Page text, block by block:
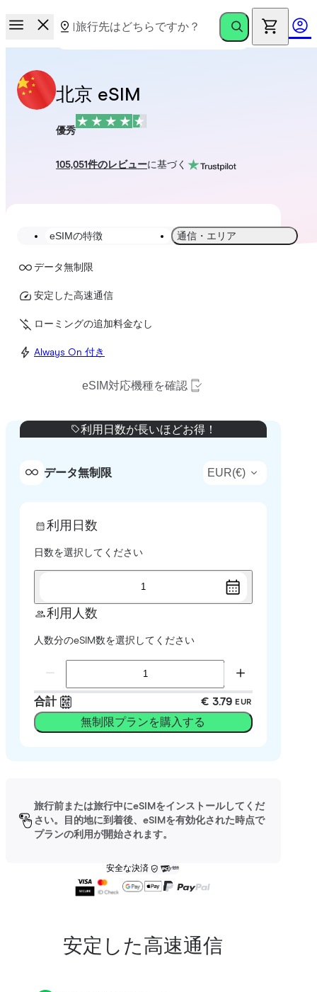
北京 eSIM
優秀
105,051件のレビューに基づく
eSIMの特徴 通信・エリア
データ無制限
安定した高速通信
ローミングの追加料金なし
Always On 付き
eSIM対応機種を確認
利用日数が長いほどお得！
データ無制限 EUR(€)
利用日数
日数を選択してください
1
利用人数
人数分のeSIM数を選択してください
合計 € 3.79 EUR
無制限プランを購入する
旅行前または旅行中にeSIMをインストールしてくだ
さい。目的地に到着後、eSIMを有効化された時点で
プランの利用が開始されます。
安全な決済
安定した高速通信